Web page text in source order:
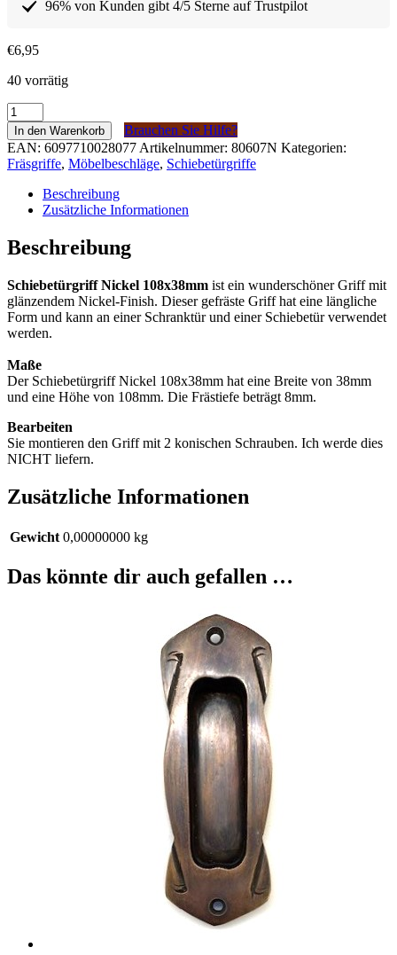
96% von Kunden gibt 4/5 Sterne auf Trustpilot
€6,95
40 vorrätig
Schuifdeurgreep
Nikkel
108x38mm
Menge
In den Warenkorb
Brauchen Sie Hilfe?
EAN: 6097710028077 Artikelnummer: 80607N Kategorien:
Fräsgriffe, Möbelbeschläge, Schiebetürgriffe
Beschreibung
Zusätzliche Informationen
Beschreibung
Schiebetürgriff Nickel 108x38mm ist ein wunderschöner Griff mit
glänzendem Nickel-Finish. Dieser gefräste Griff hat eine längliche
Form und kann an einer Schranktür und einer Schiebetür verwendet
werden.
Maße
Der Schiebetürgriff Nickel 108x38mm hat eine Breite von 38mm
und eine Höhe von 108mm. Die Frästiefe beträgt 8mm.
Bearbeiten
Sie montieren den Griff mit 2 konischen Schrauben. Ich werde dies
NICHT liefern.
Zusätzliche Informationen
Gewicht 0,00000000 kg
Das könnte dir auch gefallen …